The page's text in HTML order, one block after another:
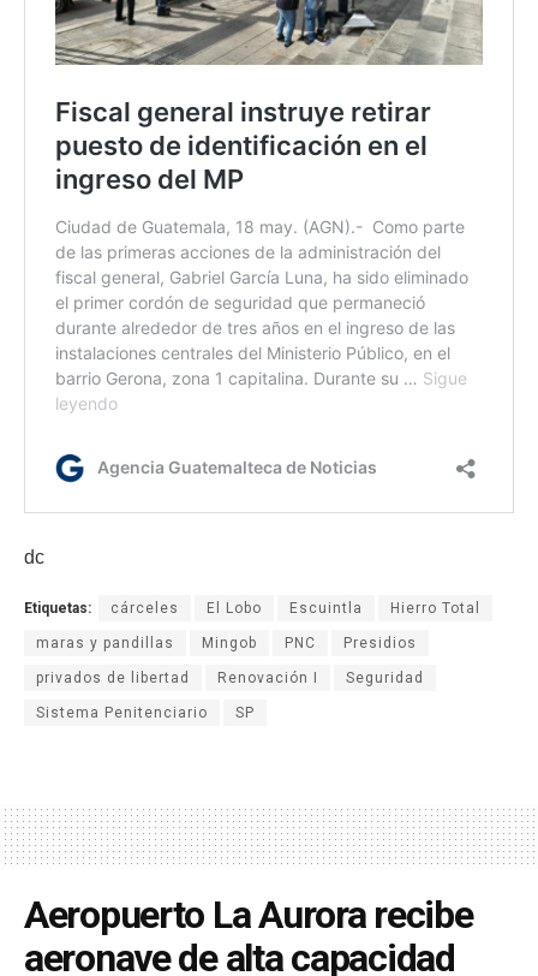
dc
Etiquetas: cárceles El Lobo Escuintla Hierro Total
maras y pandillas Mingob PNC Presidios
privados de libertad Renovación I Seguridad
Sistema Penitenciario SP
Aeropuerto La Aurora recibe
aeronave de alta capacidad